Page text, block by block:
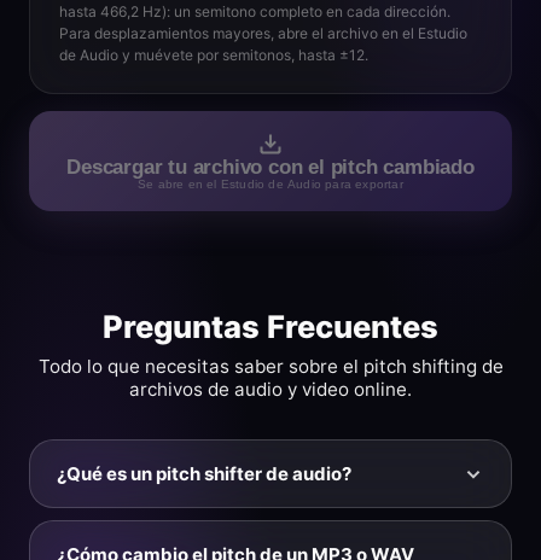
hasta 466,2 Hz): un semitono completo en cada dirección.
Para desplazamientos mayores, abre el archivo en el Estudio
de Audio y muévete por semitonos, hasta ±12.
Descargar tu archivo con el pitch cambiado
Se abre en el Estudio de Audio para exportar
Preguntas Frecuentes
Todo lo que necesitas saber sobre el pitch shifting de
archivos de audio y video online.
¿Qué es un pitch shifter de audio?
Un pitch shifter es una herramienta que sube o baja el
pitch (la altura tonal) de una grabación sin cambiar su
¿Cómo cambio el pitch de un MP3 o WAV